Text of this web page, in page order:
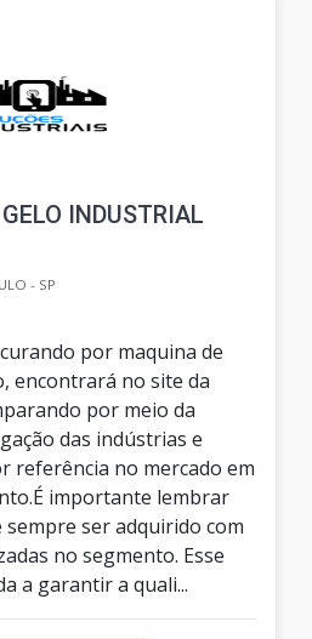
INDUSTRIAL
- SP
por maquina de
encontrará no site da
por meio da
das indústrias e
referência no mercado em
importante lembrar
ser adquirido com
no segmento. Esse
a garantir a quali...